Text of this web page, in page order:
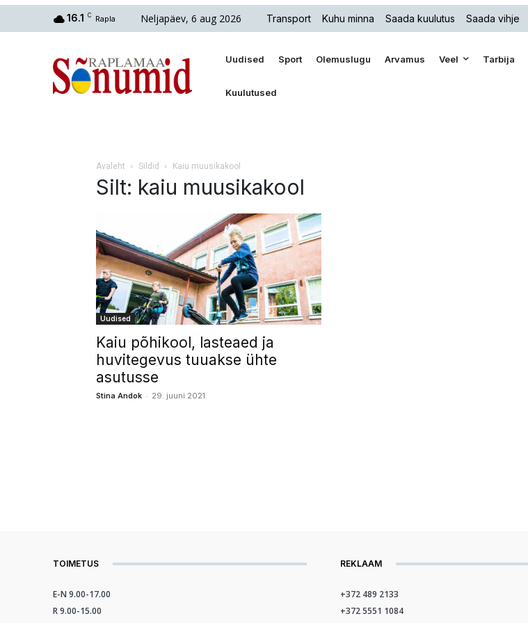
16.1 C Rapla Neljapäev, 6 aug 2026 Transport Kuhu minna Saada kuulutus Saada vihje
Uudised Sport Olemuslugu Arvamus Veel Tarbija
Kuulutused
Avaleht Sildid Kaiu muusikakool
Silt: kaiu muusikakool
Uudised
Kaiu põhikool, lasteaed ja
huvitegevus tuuakse ühte
asutusse
Stina Andok - 29. juuni 2021
TOIMETUS
E-N 9.00-17.00
R 9.00-15.00
REKLAAM
+372 489 2133
+372 5551 1084